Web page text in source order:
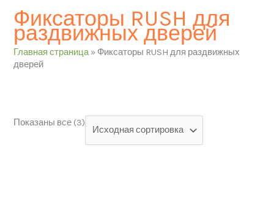
Фиксаторы RUSH для
раздвижных дверей
Главная страница» Фиксаторы RUSH для раздвижных
дверей
Категории товаров
Показаны все (3)